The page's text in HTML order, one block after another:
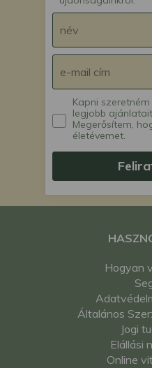
Kapni
legjobb
Megerősítem,
életévemet.
Hogyan
Általános
Jogi
Elállási
Online